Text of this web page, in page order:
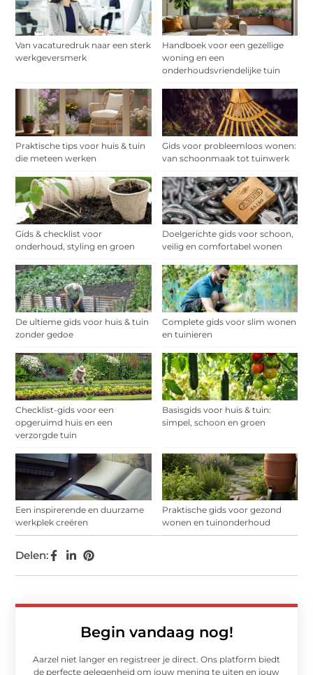
Van vacaturedruk naar een sterk
werkgeversmerk
Handboek voor een gezellige
woning en een
onderhoudsvriendelijke tuin
Praktische tips voor huis & tuin
die meteen werken
Gids voor probleemloos wonen:
van schoonmaak tot tuinwerk
Gids & checklist voor
onderhoud, styling en groen
Doelgerichte gids voor schoon,
veilig en comfortabel wonen
De ultieme gids voor huis & tuin
zonder gedoe
Complete gids voor slim wonen
en tuinieren
Checklist-gids voor een
opgeruimd huis en een
verzorgde tuin
Basisgids voor huis & tuin:
simpel, schoon en groen
Een inspirerende en duurzame
werkplek creëren
Praktische gids voor gezond
wonen en tuinonderhoud
Begin vandaag nog!
Aarzel niet langer en registreer je direct. Ons platform biedt
de perfecte gelegenheid om jouw mening te uiten en jouw
Delen: